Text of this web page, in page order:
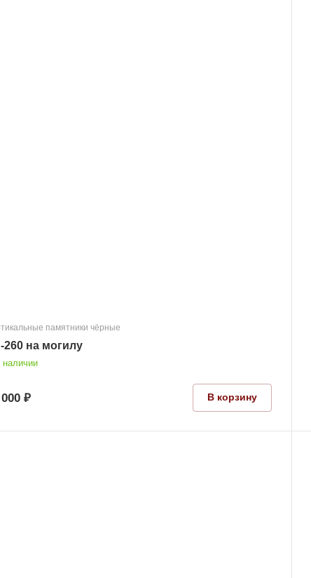
памятники чёрные
260 на могилу
наличии
₽ В корзину